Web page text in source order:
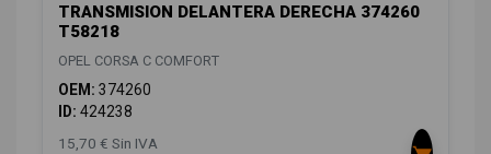
TRANSMISION DELANTERA DERECHA 374260
T58218
OPEL CORSA C COMFORT
OEM: 374260
ID: 424238
15,70 € Sin IVA